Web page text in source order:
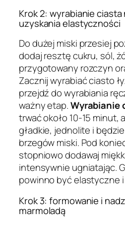
Krok 2: wyrabianie ciasta
uzyskania elastyczności
Do dużej miski przesiej
dodaj resztę cukru, sól,
przygotowany rozczyn
Zacznij wyrabiać ciasto
przejdź do wyrabiania
ważny etap.Wyrabianie
trwać około 10-15 minut,
gładkie, jednolite i
brzegów miski. Pod
stopniowo dodawaj
intensywnie ugniatając.
powinno być elastyczne
Krok 3: formowanie i
marmoladą